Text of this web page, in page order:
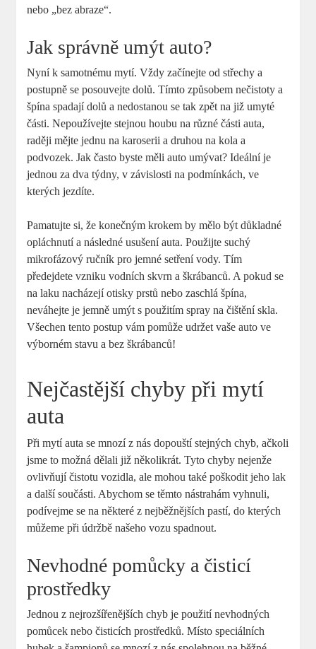
nebo „bez abraze“.
Jak správně umýt auto?
Nyní k samotnému mytí. Vždy začínejte od střechy a
postupně se posouvejte dolů. Tímto způsobem nečistoty a
špína spadají dolů a nedostanou se tak zpět na již umyté
části. Nepoužívejte stejnou houbu na různé části auta,
raději mějte jednu na karoserii a druhou na kola a
podvozek. Jak často byste měli auto umývat? Ideální je
jednou za dva týdny, v závislosti na podmínkách, ve
kterých jezdíte.
Pamatujte si, že konečným krokem by mělo být důkladné
opláchnutí a následné usušení auta. Použijte suchý
mikrofázový ručník pro jemné setření vody. Tím
předejdete vzniku vodních skvrn a škrábanců. A pokud se
na laku nacházejí otisky prstů nebo zaschlá špína,
neváhejte je jemně umýt s použitím spray na čištění skla.
Všechen tento postup vám pomůže udržet vaše auto ve
výborném stavu a bez škrábanců!
Nejčastější chyby při mytí
auta
Při mytí auta se mnozí z nás dopouští stejných chyb, ačkoli
jsme to možná dělali již několikrát. Tyto chyby nejenže
ovlivňují čistotu vozidla, ale mohou také poškodit jeho lak
a další součásti. Abychom se těmto nástrahám vyhnuli,
podívejme se na některé z nejběžnějších pastí, do kterých
můžeme při údržbě našeho vozu spadnout.
Nevhodné pomůcky a čisticí
prostředky
Jednou z nejrozšířenějších chyb je použití nevhodných
pomůcek nebo čisticích prostředků. Místo speciálních